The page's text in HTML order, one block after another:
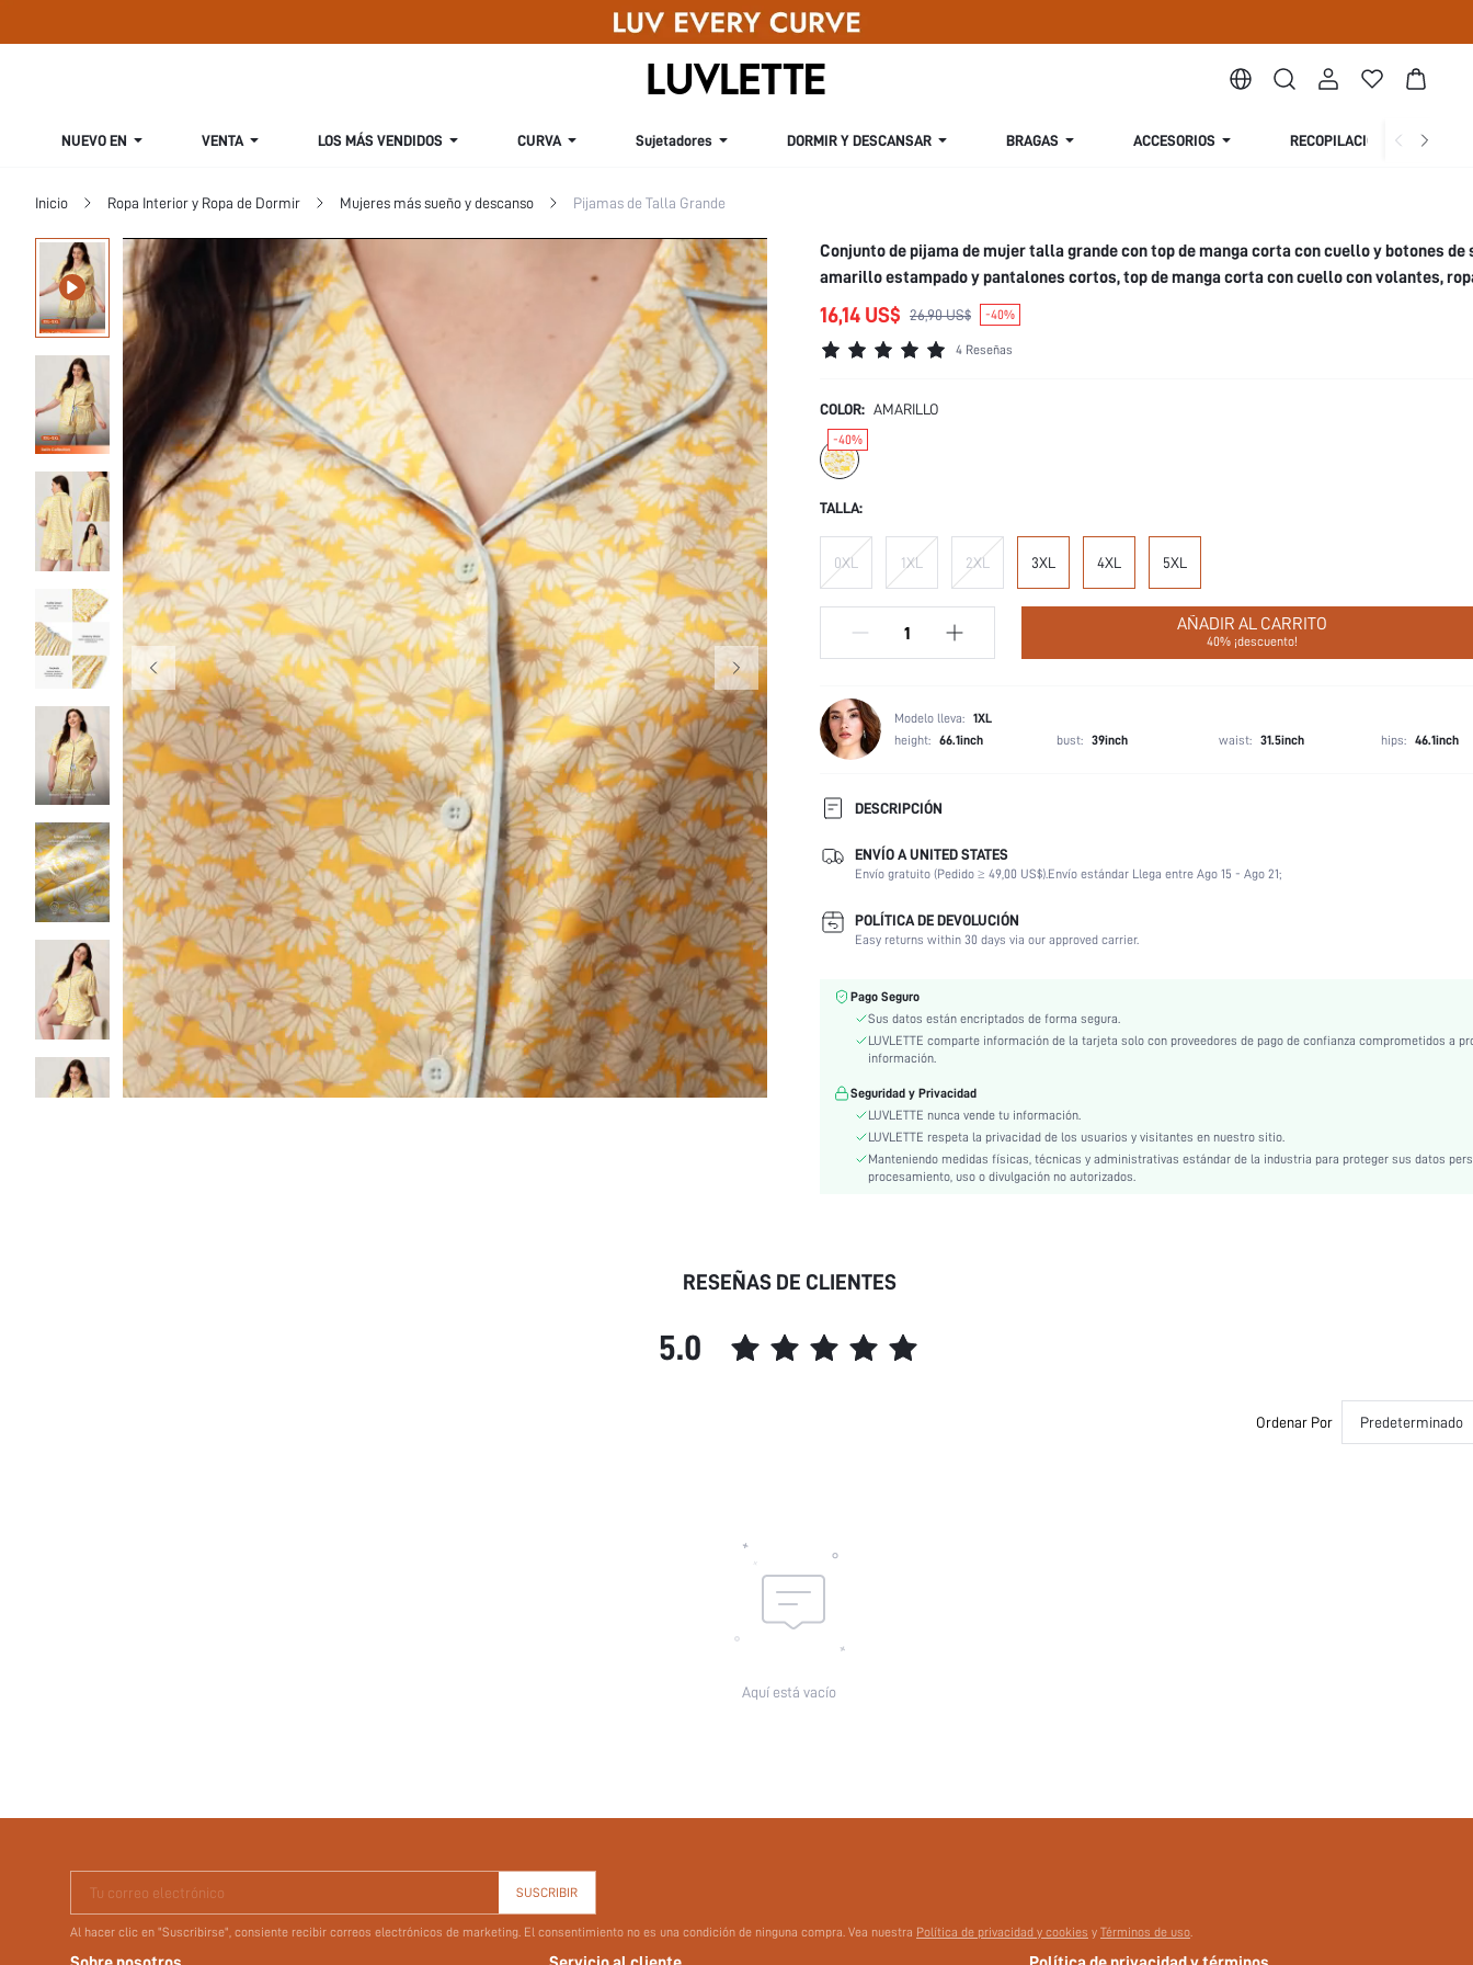
NUEVO EN VENTA LOS MÁS VENDIDOS CURVA Sujetadores DORMIR Y DESCANSAR BRAGAS ACCESORIOS RECOPILACIÓN
Inicio Ropa Interior y Ropa de Dormir Mujeres más sueño y descanso Pijamas de Talla Grande
Conjunto de pijama de mujer talla grande con top de manga corta con cuello y botones de
amarillo estampado y pantalones cortos, top de manga corta con cuello con volantes,
en casa de lujo
16,14 US$ 26,90 US$ -40%
4 Reseñas
COLOR: AMARILLO
-40%
TALLA:
0XL 1XL 2XL 3XL 4XL 5XL
AÑADIR AL CARRITO
40% ¡descuento!
Modelo lleva: 1XL
height: 66.1inch bust: 39inch waist: 31.5inch hips: 46.1inch
DESCRIPCIÓN
Transparente:
No
Elasticidad de la tela:
No-Elástico
Escenarios:
Vacación, Fiesta, Cumpleaños, Festival de Música, Deportivo, Oficina, Casa, Diario
Usuarios de Ropa Interior y
Premamá, Pecho, Adolescente, Novia, Dama de Honor, Amigas, Unisexo, Familia
Forrado Para Aportar Calidez:
Casual-Joven, Casual-Mujer
Instrucciones de Cuidado:
Tipos de Manga:
Composición:
97% Poliéster, 3% Elastano, 97% Poliéster, 3% Elastano
Detalles:
Bolsillo
Línea del Talle de la Cintura:
Natural
Material:
Navideño, Halloween, Día de Acción de Gracias, Vuelta a Clase, Día de San Valentín,
Características:
skc:
ENVÍO A UNITED STATES
Envío gratuito (Pedido ≥ 49,00 US$).Envío estándar Llega entre Ago 15 - Ago 21;
POLÍTICA DE DEVOLUCIÓN
Easy returns within 30 days via our approved carrier.
Pago Seguro
Sus datos están encriptados de forma segura.
LUVLETTE comparte información de la tarjeta solo con proveedores de pago de confianza comprometidos a
información.
Seguridad y Privacidad
LUVLETTE nunca vende tu información.
LUVLETTE respeta la privacidad de los usuarios y visitantes en nuestro sitio.
Manteniendo medidas físicas, técnicas y administrativas estándar de la industria para proteger sus datos
procesamiento, uso o divulgación no autorizados.
RESEÑAS DE CLIENTES
5.0
Ordenar Por Predeterminado
Aquí está vacío
Tu correo electrónico SUSCRIBIR
Al hacer clic en "Suscribirse", consiente recibir correos electrónicos de marketing. El consentimiento no es una condición de ninguna compra. Vea nuestra Política de privacidad y cookies y Términos de uso.